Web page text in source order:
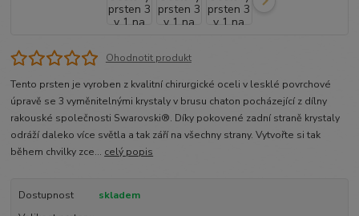
Ohodnotit produkt
Tento prsten je vyroben z kvalitní chirurgické oceli v lesklé povrchové
úpravě se 3 vyměnitelnými krystaly v brusu chaton pocházející z dílny
rakouské společnosti Swarovski®. Díky pokovené zadní straně krystaly
odráží daleko více světla a tak září na všechny strany. Vytvořte si tak
během chvilky zce... celý popis
Dostupnost
skladem